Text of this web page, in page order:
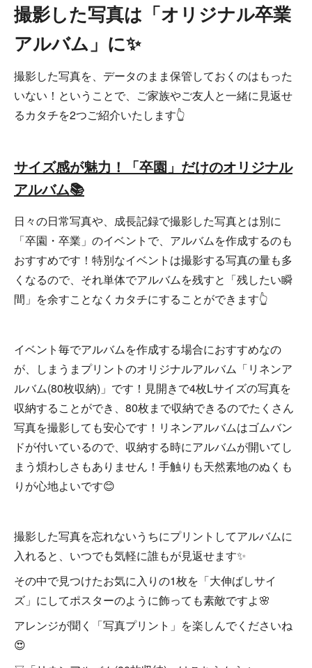
撮影した写真は「オリジナル卒業
アルバム」に✨
撮影した写真を、データのまま保管しておくのはもった
いない！ということで、ご家族やご友人と一緒に見返せ
るカタチを2つご紹介いたします👆
サイズ感が魅力！「卒園」だけのオリジナル
アルバム📚
日々の日常写真や、成長記録で撮影した写真とは別に
「卒園・卒業」のイベントで、アルバムを作成するのも
おすすめです！特別なイベントは撮影する写真の量も多
くなるので、それ単体でアルバムを残すと「残したい瞬
間」を余すことなくカタチにすることができます👆
イベント毎でアルバムを作成する場合におすすめなの
が、しまうまプリントのオリジナルアルバム「リネンア
ルバム(80枚収納)」です！見開きで4枚Lサイズの写真を
収納することができ、80枚まで収納できるのでたくさん
写真を撮影しても安心です！リネンアルバムはゴムバン
ドが付いているので、収納する時にアルバムが開いてし
まう煩わしさもありません！手触りも天然素地のぬくも
りが心地よいです😊
撮影した写真を忘れないうちにプリントしてアルバムに
入れると、いつでも気軽に誰もが見返せます✨
その中で見つけたお気に入りの1枚を「大伸ばしサイ
ズ」にしてポスターのように飾っても素敵ですよ🌸
アレンジが聞く「写真プリント」を楽しんでくださいね
😍